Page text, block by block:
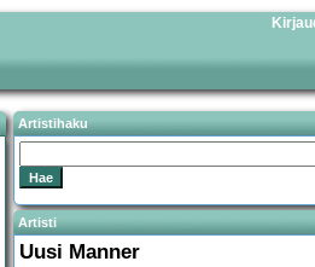
Artistihaku
Artisti
Uusi Manner